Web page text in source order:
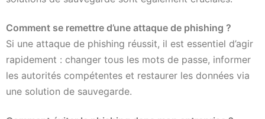
Comment se remettre d’une attaque de phishing ?
Si une attaque de phishing réussit, il est essentiel d’agir
rapidement : changer tous les mots de passe, informer
les autorités compétentes et restaurer les données via
une solution de sauvegarde.